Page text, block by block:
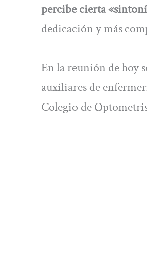
percibe cierta
dedicación y más
En la reunión de hoy
auxiliares de
Colegio de